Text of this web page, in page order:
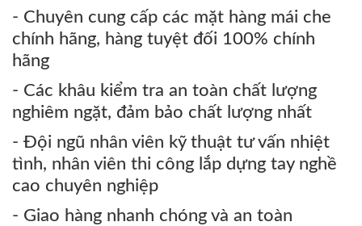
- Chuyên cung cấp các mặt hàng mái che
chính hãng, hàng tuyệt đối 100% chính
hãng
- Các khâu kiểm tra an toàn chất lượng
nghiêm ngặt, đảm bảo chất lượng nhất
- Đội ngũ nhân viên kỹ thuật tư vấn nhiệt
tình, nhân viên thi công lắp dựng tay nghề
cao chuyên nghiệp
- Giao hàng nhanh chóng và an toàn